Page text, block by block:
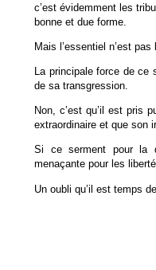
c’est évidemment les
bonne et due forme.
Mais l’essentiel n’est pas
La principale force de ce
de sa transgression.
Non, c’est qu’il est pris
extraordinaire et que son
Si ce serment pour la
menaçante pour les
Un oubli qu’il est temps